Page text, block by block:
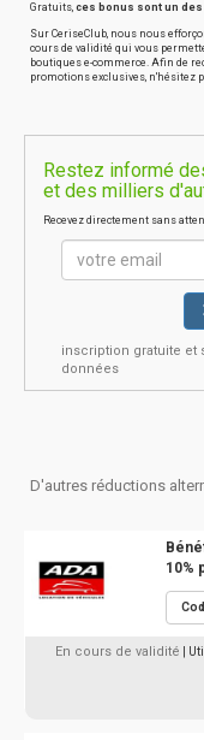
Gratuits, ces bonus sont un
Sur CeriseClub, nous nous
cours de validité qui vous
boutiques e-commerce. Afin de
promotions exclusives, n'hésitez
Restez informé
et des milliers
Recevez directement sans
inscription gratuite et
données
D'autres réductions
10%
En cours de validité |